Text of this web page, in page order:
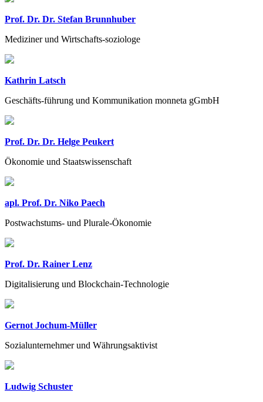
Prof. Dr. Dr. Stefan Brunnhuber
Mediziner und Wirtschafts-soziologe
Kathrin Latsch
Geschäfts-führung und Kommunikation monneta gGmbH
Prof. Dr. Dr. Helge Peukert
Ökonomie und Staatswissenschaft
apl. Prof. Dr. Niko Paech
Postwachstums- und Plurale-Ökonomie
Prof. Dr. Rainer Lenz
Digitalisierung und Blockchain-Technologie
Gernot Jochum-Müller
Sozialunternehmer und Währungsaktivist
Ludwig Schuster